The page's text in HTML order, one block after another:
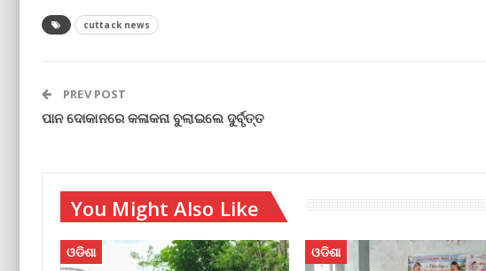
cuttack news
PREV POST
ପାନ ଦୋକାନରେ କଳାକନା ବୁଲାଇଲେ ଦୁର୍ବୃତ୍ତ
You Might Also Like
ଓଡିଶା ଓଡିଶା